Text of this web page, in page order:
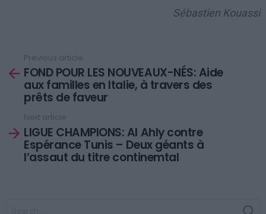
Sébastien Kouassi
more
Previous article
FOND POUR LES NOUVEAUX-NÉS: Aide
aux familles en Italie, à travers des
prêts de faveur
Next article
LIGUE CHAMPIONS: Al Ahly contre
Espérance Tunis – Deux géants à
l’assaut du titre continemtal